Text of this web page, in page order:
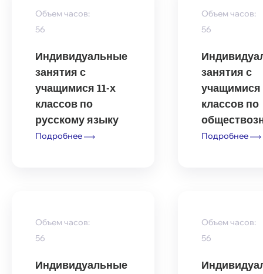
Объем часов:
56
Индивидуальные
занятия с
учащимися 11-х
классов по
русскому языку
Подробнее
Объем часов:
56
занятия с
учащимися
классов по
Подробнее
Объем часов:
56
Индивидуальные
Объем часов:
56